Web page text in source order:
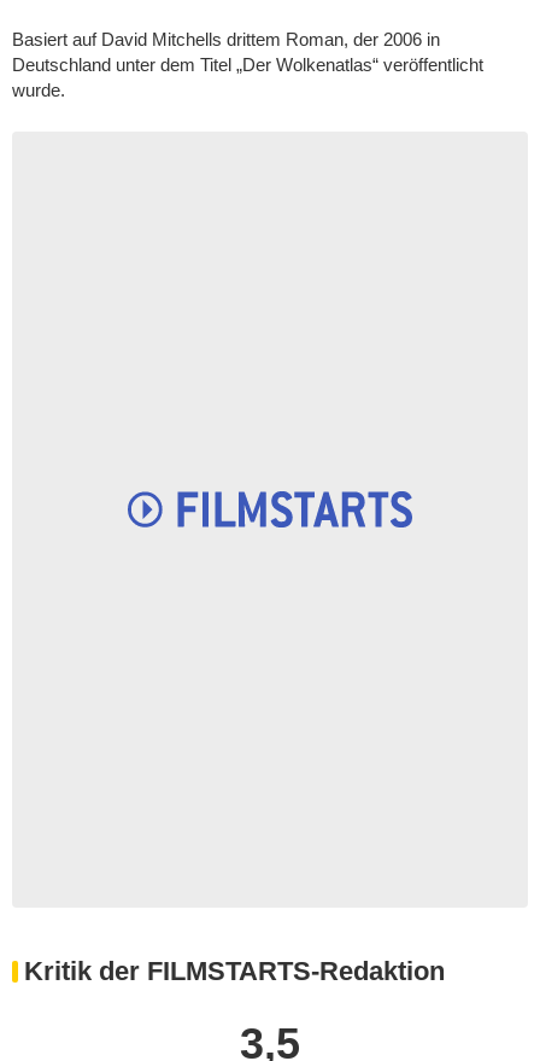
Basiert auf David Mitchells drittem Roman, der 2006 in
Deutschland unter dem Titel „Der Wolkenatlas“ veröffentlicht
wurde.
Kritik der FILMSTARTS-Redaktion
3,5